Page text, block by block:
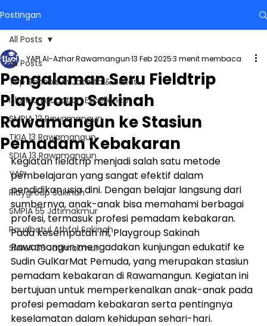
Postingan
All Posts
Top Schools in Jakarta & Bekasi
Islamic Education Excellence
SMPIA 12 Rawamangun
TKIA 13 Rawamangun
SDIA 13 Rawamangun
YAPI
Playgroup Sakinah
SMPIA 55 Jatimakmur
Raudhatul Athfal Sakinah
SMAIA 33 Jatimakmur
All Posts
Pengalaman Seru Fieldtrip
Playgroup Sakinah
Rawamangun ke Stasiun
Pemadam Kebakaran
YAPI Al-Azhar Rawamangun13 Feb 20253 menit membaca
Kegiatan fieldtrip menjadi salah satu metode
pembelajaran yang sangat efektif dalam
pendidikan usia dini. Dengan belajar langsung dari
sumbernya, anak-anak bisa memahami berbagai
profesi, termasuk profesi pemadam kebakaran.
Pada kesempatan ini, Playgroup Sakinah
Rawamangun mengadakan kunjungan edukatif ke
Sudin GulKarMat Pemuda, yang merupakan stasiun
pemadam kebakaran di Rawamangun. Kegiatan ini
bertujuan untuk memperkenalkan anak-anak pada
profesi pemadam kebakaran serta pentingnya
keselamatan dalam kehidupan sehari-hari.